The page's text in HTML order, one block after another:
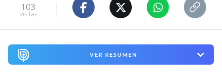
103
visitas
VER RESUMEN